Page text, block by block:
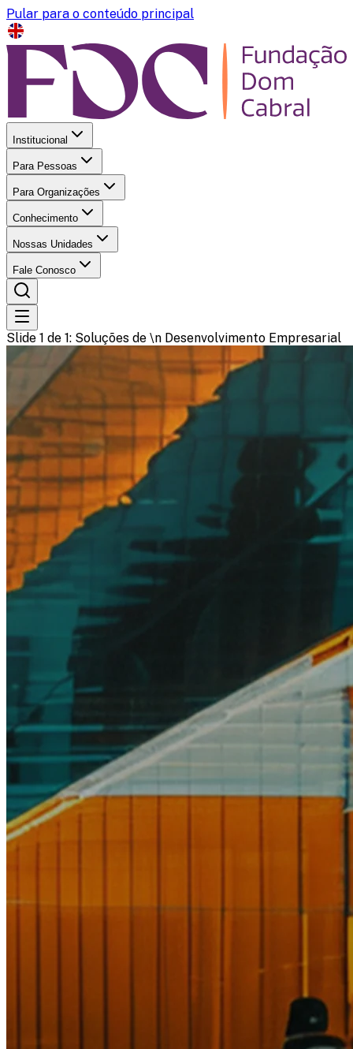
Pular para o conteúdo principal
Institucional
Para Pessoas
Para Organizações
Conhecimento
Nossas Unidades
Fale Conosco
Slide 1 de 1: Soluções de \n Desenvolvimento Empresarial